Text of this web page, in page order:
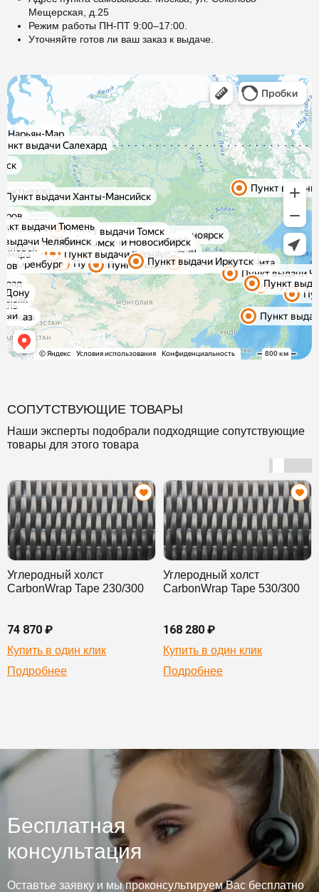
Мещерская, д.25
Режим работы ПН-ПТ 9:00–17:00.
Уточняйте готов ли ваш заказ к выдаче.
СОПУТСТВУЮЩИЕ ТОВАРЫ
Наши эксперты подобрали подходящие сопутствующие
товары для этого товара
Углеродный холст
CarbonWrap Tape 230/300
74 870 ₽
Купить в один клик
Подробнее
Углеродный холст
CarbonWrap Tape 530/300
168 280 ₽
Купить в один клик
Подробнее
Бесплатная
консультация
Оставтье заявку и мы проконсультируем Вас бесплатно